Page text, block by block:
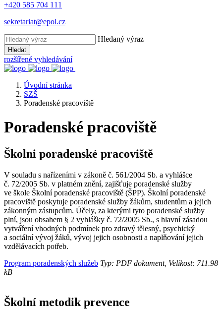
+420 585 704 111
sekretariat@epol.cz
Hledaný výraz
Hledat
rozšířené vyhledávání
Úvodní stránka
SZŠ
Poradenské pracoviště
Poradenské pracoviště
Školni poradenské pracoviště
V souladu s nařízeními v zákoně č. 561/2004 Sb. a vyhlášce
č. 72/2005 Sb. v platném znění, zajišťuje poradenské služby
ve škole Školní poradenské pracoviště (ŠPP). Školní poradenské
pracoviště poskytuje poradenské služby žákům, studentům a jejich
zákonným zástupcům. Účely, za kterými tyto poradenské služby
plní, jsou obsahem § 2 vyhlášky č. 72/2005 Sb., s hlavní zásadou
vytváření vhodných podmínek pro zdravý tělesný, psychický
a sociální vývoj žáků, vývoj jejich osobnosti a naplňování jejich
vzdělávacích potřeb.
Program poradenských služeb Typ: PDF dokument, Velikost: 711.98
kB
Školní metodik prevence